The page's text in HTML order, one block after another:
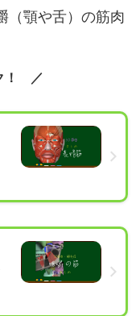
（顎や舌）の筋肉